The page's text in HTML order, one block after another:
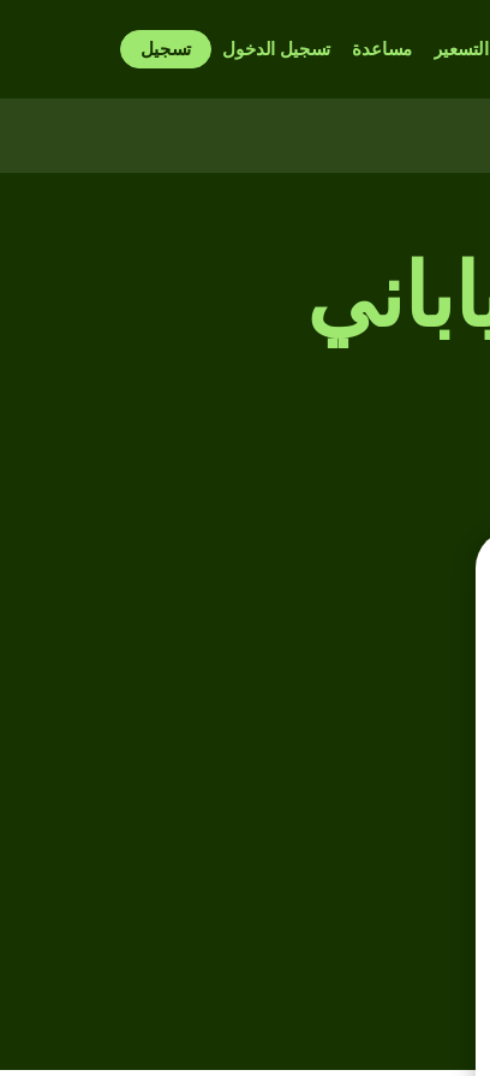
التسعير مساعدة تسجيل الدخول تسجيل